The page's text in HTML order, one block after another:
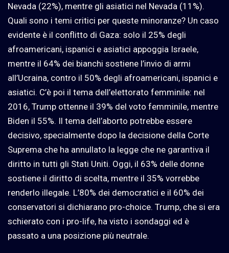
Nevada (22%), mentre gli asiatici nel Nevada (11%).
Quali sono i temi critici per queste minoranze? Un caso
evidente è il conflitto di Gaza: solo il 25% degli
afroamericani, ispanici e asiatici appoggia Israele,
mentre il 64% dei bianchi sostiene l’invio di armi
all’Ucraina, contro il 50% degli afroamericani, ispanici e
asiatici. C’è poi il tema dell’elettorato femminile: nel
2016, Trump ottenne il 39% del voto femminile, mentre
Biden il 55%. Il tema dell’aborto potrebbe essere
decisivo, specialmente dopo la decisione della Corte
Suprema che ha annullato la legge che ne garantiva il
diritto in tutti gli Stati Uniti. Oggi, il 63% delle donne
sostiene il diritto di scelta, mentre il 35% vorrebbe
renderlo illegale. L’80% dei democratici e il 60% dei
conservatori si dichiarano pro-choice. Trump, che si era
schierato con i pro-life, ha visto i sondaggi ed è
passato a una posizione più neutrale.